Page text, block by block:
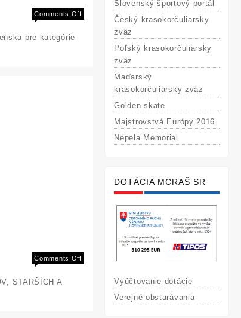
Comments Offon
pre kategórie
Comments Offon
STARŠÍCH A
Slovenský športový portál
Český krasokorčuliarsky
zväz
Poľský krasokorčuliarsky
zväz
Maďarský
krasokorčuliarsky zväz
Golden skate
Majstrovstvá Európy 2016
Nepela Memorial
DOTÁCIA MCRAŠ SR
Vyúčtovanie dotácie
Verejné obstarávania